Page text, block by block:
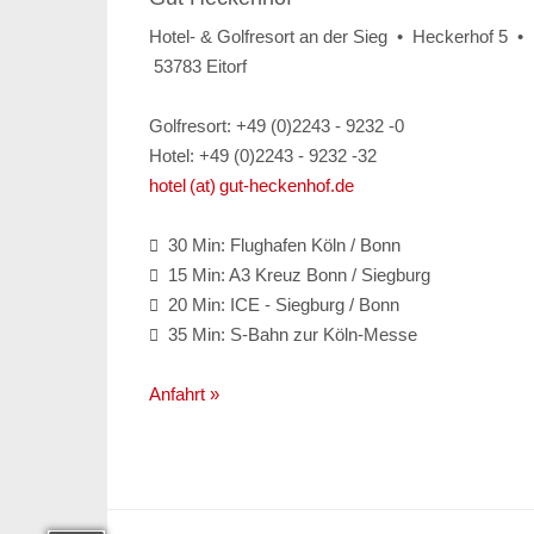
Hotel- & Golfresort an der Sieg • Heckerhof 5 •
53783 Eitorf
Golfresort: +49 (0)2243 - 9232 -0
Hotel: +49 (0)2243 - 9232 -32
hotel (at) gut-heckenhof.de
 30 Min: Flughafen Köln / Bonn
 15 Min: A3 Kreuz Bonn / Siegburg
 20 Min: ICE - Siegburg / Bonn
 35 Min: S-Bahn zur Köln-Messe
Anfahrt »